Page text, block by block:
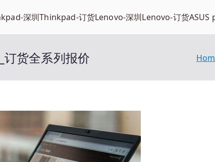
深圳Thinkpad-订货Lenovo-深圳Lenovo-订货ASUS
货全系列报价